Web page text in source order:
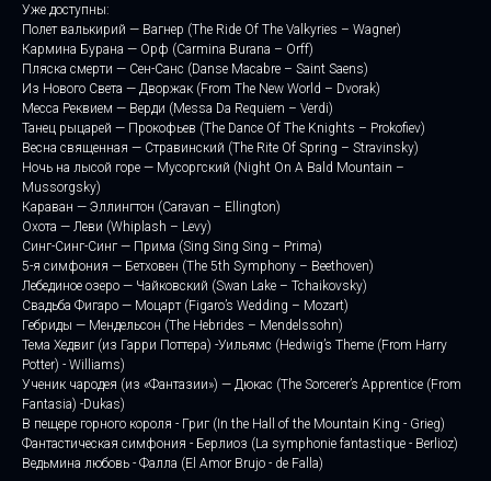
Уже доступны:
Полет валькирий — Вагнер (The Ride Of The Valkyries – Wagner)
Кармина Бурана — Орф (Carmina Burana – Orff)
Пляска смерти — Сен-Санс (Danse Macabre – Saint Saens)
Из Нового Света — Дворжак (From The New World – Dvorak)
Месса Реквием — Верди (Messa Da Requiem – Verdi)
Танец рыцарей — Прокофьев (The Dance Of The Knights – Prokofiev)
Весна священная — Стравинский (The Rite Of Spring – Stravinsky)
Ночь на лысой горе — Мусоргский (Night On A Bald Mountain –
Mussorgsky)
Караван — Эллингтон (Caravan – Ellington)
Охота — Леви (Whiplash – Levy)
Синг-Синг-Синг — Прима (Sing Sing Sing – Prima)
5-я симфония — Бетховен (The 5th Symphony – Beethoven)
Лебединое озеро — Чайковский (Swan Lake – Tchaikovsky)
Свадьба Фигаро — Моцарт (Figaro’s Wedding – Mozart)
Гебриды — Мендельсон (The Hebrides – Mendelssohn)
Тема Хедвиг (из Гарри Поттера) -Уильямс (Hedwig’s Theme (From Harry
Potter) - Williams)
Ученик чародея (из «Фантазии») — Дюкас (The Sorcerer’s Apprentice (From
Fantasia) -Dukas)
В пещере горного короля - Григ (In the Hall of the Mountain King - Grieg)
Фантастическая симфония - Берлиоз (La symphonie fantastique - Berlioz)
Ведьмина любовь - Фалла (El Amor Brujo - de Falla)